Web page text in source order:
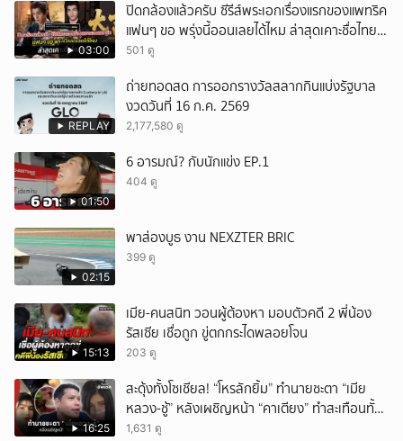
03:00
ปิดกล้องแล้วครับ ซีรีส์พระเอกเรื่องแรกของแพทริค
แฟนๆ ขอ พรุ่งนี้ออนเลยได้ไหม ล่าสุดเคาะชื่อไทย
แล้ว
501 ดู
REPLAY
ถ่ายทอดสด การออกรางวัลสลากกินแบ่งรัฐบาล
งวดวันที่ 16 ก.ค. 2569
2,177,580 ดู
01:50
6 อารมณ์? กับนักแข่ง EP.1
404 ดู
02:15
พาส่องบูธ งาน NEXZTER BRIC
399 ดู
15:13
เมีย-คนสนิท วอนผู้ต้องหา มอบตัวคดี 2 พี่น้อง
รัสเซีย เชื่อถูก ขู่ตกกระไดพลอยโจน
203 ดู
16:25
สะดุ้งทั้งโซเชียล! “โหรลักยิ้ม” ทำนายชะตา “เมีย
หลวง-ชู้” หลังเผชิญหน้า “คาเตียง” ทำสะเทือนทั้ง
ประเทศ
1,631 ดู